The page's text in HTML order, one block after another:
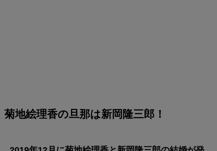
菊地絵理香の旦那は新岡隆三郎！